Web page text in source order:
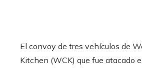
El convoy de tres vehículos de
Kitchen (WCK) que fue atacado